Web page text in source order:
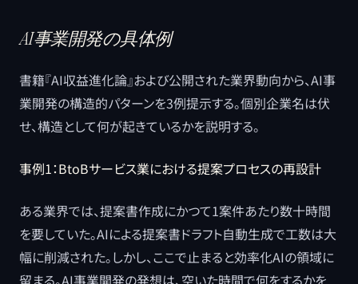
AI事業開発の具体例
書籍『AI収益進化論』および公開された業界動向から、AI事
業開発の構造的パターンを3例提示する。個別企業名は伏
せ、構造として何が起きているかを説明する。
事例1：BtoBサービス業における提案プロセスの再設計
ある業界では、提案書作成にかつて1案件あたり数十時間
を要していた。AIによる提案書ドラフト自動生成で工数は大
幅に削減された。しかし、ここで止まると効率化AIの領域に
留まる。AI事業開発の発想は、空いた時間で何をするかを